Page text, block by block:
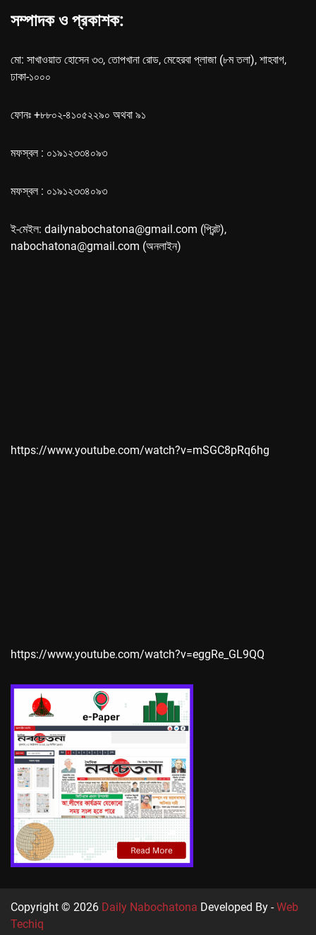
সম্পাদক ও প্রকাশক:
মো: সাখাওয়াত হোসেন ৩৩, তোপখানা রোড, মেহেরবা প্লাজা (৮ম তলা), শাহবাগ,
ঢাকা-১০০০
ফোনঃ +৮৮০২-৪১০৫২২৯০ অথবা ৯১
মফস্বল : ০১৯১২৩৩৪০৯৩
মফস্বল : ০১৯১২৩৩৪০৯৩
ই-মেইল: dailynabochatona@gmail.com (প্রিন্ট),
nabochatona@gmail.com (অনলাইন)
https://www.youtube.com/watch?v=mSGC8pRq6hg
https://www.youtube.com/watch?v=eggRe_GL9QQ
Copyright © 2026 Daily Nabochatona Developed By -Web
Techiq